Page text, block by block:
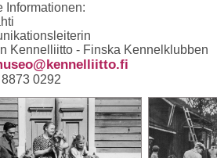
Informationen:
Kennelliitto - Finska Kennelklubben
0292